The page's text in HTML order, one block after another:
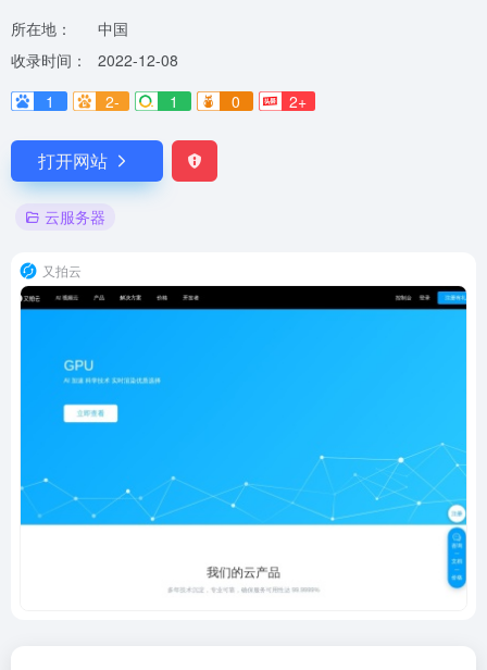
所在地：
中国
收录时间：
2022-12-08
1
2- 1 0 2+
打开网站
云服务器
又拍云